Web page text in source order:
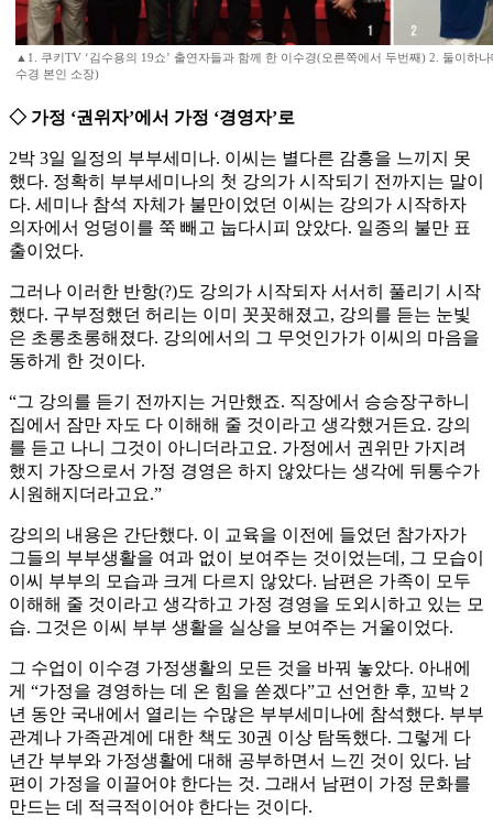
▲1. 쿠키TV ‘김수용의 19쇼’ 출연자들과 함께 한 이수경(오른쪽에서 두번째) 2. 둘이하
수경 본인 소장)
◇ 가정 ‘권위자’에서 가정 ‘경영자’로
2박 3일 일정의 부부세미나. 이씨는 별다른 감흥을 느끼지 못
했다. 정확히 부부세미나의 첫 강의가 시작되기 전까지는 말이
다. 세미나 참석 자체가 불만이었던 이씨는 강의가 시작하자
의자에서 엉덩이를 쭉 빼고 눕다시피 앉았다. 일종의 불만 표
출이었다.
그러나 이러한 반항(?)도 강의가 시작되자 서서히 풀리기 시작
했다. 구부정했던 허리는 이미 꼿꼿해졌고, 강의를 듣는 눈빛
은 초롱초롱해졌다. 강의에서의 그 무엇인가가 이씨의 마음을
동하게 한 것이다.
“그 강의를 듣기 전까지는 거만했죠. 직장에서 승승장구하니
집에서 잠만 자도 다 이해해 줄 것이라고 생각했거든요. 강의
를 듣고 나니 그것이 아니더라고요. 가정에서 권위만 가지려
했지 가장으로서 가정 경영은 하지 않았다는 생각에 뒤통수가
시원해지더라고요.”
강의의 내용은 간단했다. 이 교육을 이전에 들었던 참가자가
그들의 부부생활을 여과 없이 보여주는 것이었는데, 그 모습이
이씨 부부의 모습과 크게 다르지 않았다. 남편은 가족이 모두
이해해 줄 것이라고 생각하고 가정 경영을 도외시하고 있는 모
습. 그것은 이씨 부부 생활을 실상을 보여주는 거울이었다.
그 수업이 이수경 가정생활의 모든 것을 바꿔 놓았다. 아내에
게 “가정을 경영하는 데 온 힘을 쏟겠다”고 선언한 후, 꼬박 2
년 동안 국내에서 열리는 수많은 부부세미나에 참석했다. 부부
관계나 가족관계에 대한 책도 30권 이상 탐독했다. 그렇게 다
년간 부부와 가정생활에 대해 공부하면서 느낀 것이 있다. 남
편이 가정을 이끌어야 한다는 것. 그래서 남편이 가정 문화를
만드는 데 적극적이어야 한다는 것이다.